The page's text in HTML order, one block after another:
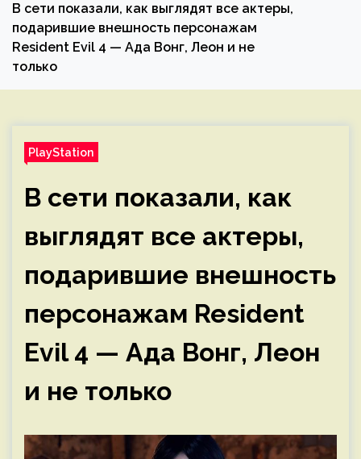
В сети показали, как выглядят все актеры,
подарившие внешность персонажам
Resident Evil 4 — Ада Вонг, Леон и не
только
PlayStation
В сети показали, как
выглядят все актеры,
подарившие внешность
персонажам Resident
Evil 4 — Ада Вонг, Леон
и не только